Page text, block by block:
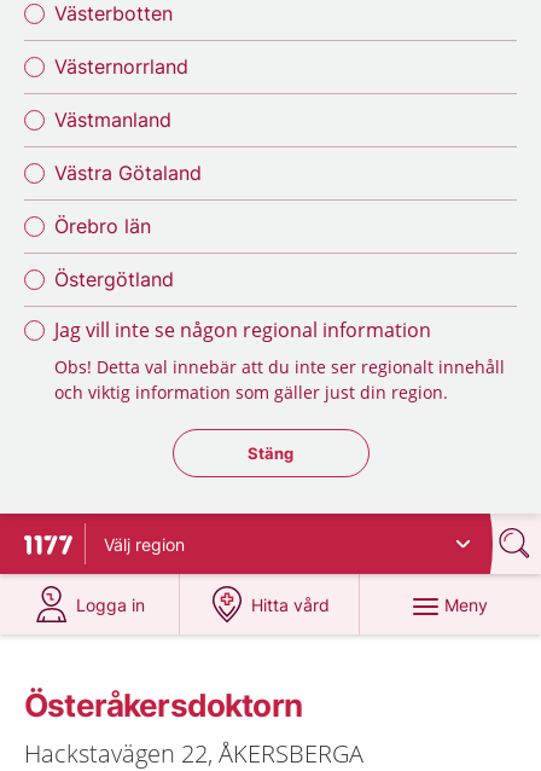
Västerbotten
Västernorrland
Västmanland
Västra Götaland
Örebro län
Östergötland
Jag vill inte se någon regional information
Obs! Detta val innebär att du inte ser regionalt innehåll
och viktig information som gäller just din region.
Stäng regionsväljaren
Stäng
Till startsidan för 1177
Välj region
Logga in
på 1177.se
Hitta vård
på 1177.se
Meny
Österåkersdoktorn
Hackstavägen 22, ÅKERSBERGA